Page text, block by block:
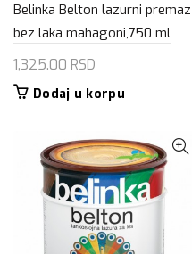
Belinka Belton lazurni premaz
bez laka mahagoni,750 ml
1,325.00 RSD
Dodaj u korpu